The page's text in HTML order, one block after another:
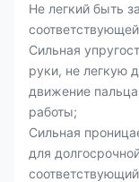
Не легкий быть
Сильная
руки, не легкую
движение
работы;
Сильная
для